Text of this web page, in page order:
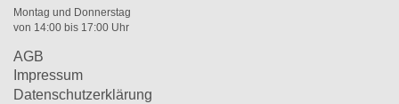
Montag und Donnerstag
von 14:00 bis 17:00 Uhr
AGB
Impressum
Datenschutzerklärung